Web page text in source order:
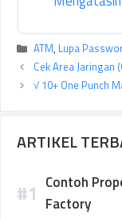
Kategori
ATM, Lupa
Cek Area Jaringan
√ 10+ One Punch
ARTIKEL
Contoh
Factory